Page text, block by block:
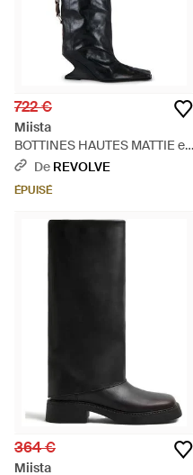
722 €
Miista
BOTTINES HAUTES MATTIE en
Black - Noir
De REVOLVE
ÉPUISÉ
364 €
Miista